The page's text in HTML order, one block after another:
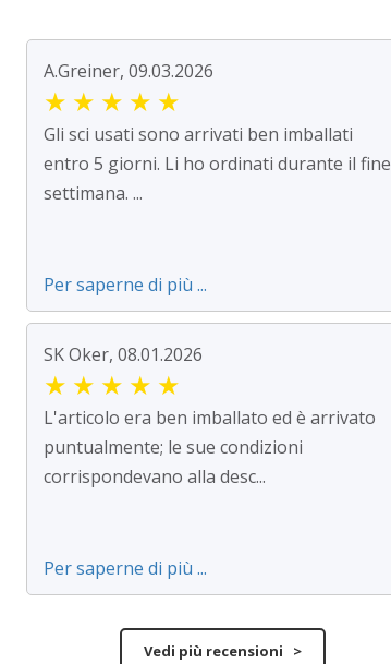
A.Greiner, 09.03.2026
★ ★ ★ ★ ★
Gli sci usati sono arrivati ben imballati
entro 5 giorni. Li ho ordinati durante il fine
settimana. ...
Per saperne di più ...
SK Oker, 08.01.2026
★ ★ ★ ★ ★
L'articolo era ben imballato ed è arrivato
puntualmente; le sue condizioni
corrispondevano alla desc...
Per saperne di più ...
Vedi più recensioni >